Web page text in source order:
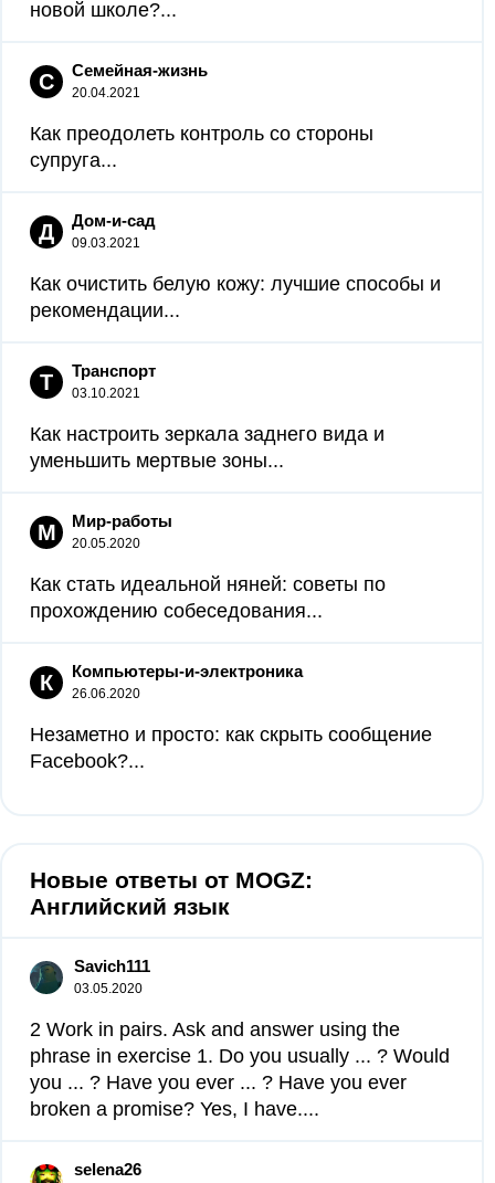
новой школе?...
С Семейная-жизнь
20.04.2021
Как преодолеть контроль со стороны
супруга...
Д Дом-и-сад
09.03.2021
Как очистить белую кожу: лучшие способы и
рекомендации...
Т Транспорт
03.10.2021
Как настроить зеркала заднего вида и
уменьшить мертвые зоны...
М Мир-работы
20.05.2020
Как стать идеальной няней: советы по
прохождению собеседования...
К Компьютеры-и-электроника
26.06.2020
Незаметно и просто: как скрыть сообщение
Facebook?...
Новые ответы от MOGZ:
Английский язык
Savich111
03.05.2020
2 Work in pairs. Ask and answer using the
phrase in exercise 1. Do you usually ... ? Would
you ... ? Have you ever ... ? Have you ever
broken a promise? Yes, I have....
selena26